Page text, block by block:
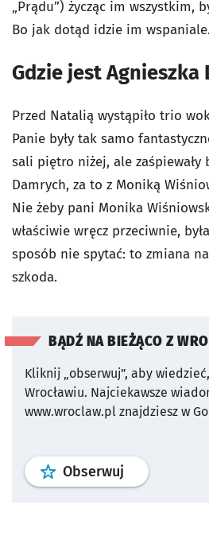
„Prądu”) życząc im wszystkim,
Bo jak dotąd idzie im wspaniale.
Gdzie jest Agnieszka
Przed Natalią wystąpiło trio
Panie były tak samo
sali piętro niżej, ale zaśpiewały
Damrych, za to z Moniką
Nie żeby pani Monika
właściwie wręcz przeciwnie,
sposób nie spytać: to zmiana na
szkoda.
BĄDŹ NA BIEŻĄCO Z
Kliknij „obserwuj”, aby
Wrocławiu. Najciekawsze
www.wroclaw.pl znajdziesz w
Obserwuj profil